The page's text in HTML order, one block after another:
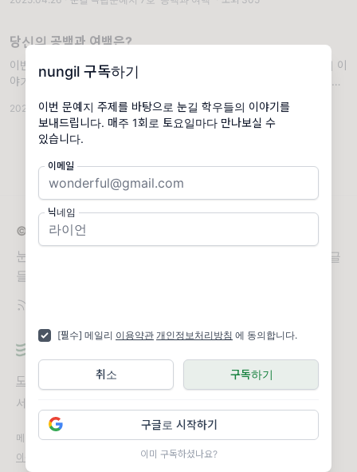
nungil 구독하기
이번 문예지 주제를 바탕으로 눈길 학우들의 이야기를
보내드립니다. 매주 1회로 토요일마다 만나보실 수
있습니다.
이메일
닉네임
[필수] 메일리 이용약관 개인정보처리방침 에 동의합니다.
구독하기
취소
구글로 시작하기
이미 구독하셨나요?
들을 출판으로 아름답게 피워내기를 바라며 매학기 독립문예지를
당신의 공백과 여백은?
이번학기 눈길의 독립문예지 7호 '공백과 여백'에 맞춰 눈길 학우들의 이
야기를 보내드립니다.. 안녕하세요, 경희대학교 국어국문학과 창작학회
들을 출판으로 아름답게 피워내기를 바라며 매학기 독립문예지를
2025.05.04 · 눈길 독립문예지 7호 '공백과 여백' · 조회 272
© 2026 nungil
눈꽃이 겹겹이 쌓여 아름다운 눈길을 만들 듯, 눈꽃 같은 글
들을 출판으로 아름답게 피워내기를 바라며
도움말
오류 및 기능 관련 제보
서비스 이용 문의
메일리 사업자 정보
이용약관
정기결제 이용약관|